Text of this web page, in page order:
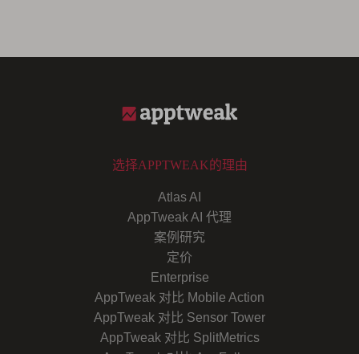
选择APPTWEAK的理由
Atlas AI
AppTweak AI 代理
案例研究
定价
Enterprise
AppTweak 对比 Mobile Action
AppTweak 对比 Sensor Tower
AppTweak 对比 SplitMetrics